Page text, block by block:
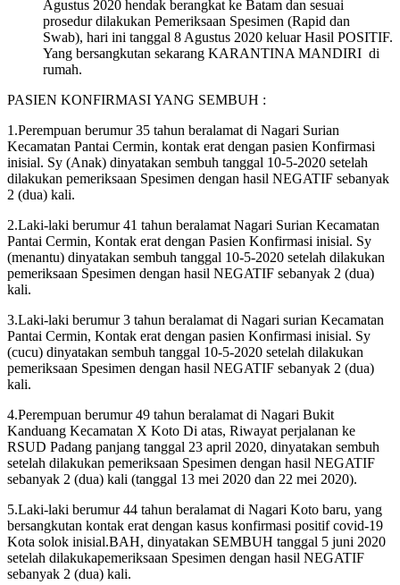
Agustus 2020 hendak berangkat ke Batam dan sesuai
prosedur dilakukan Pemeriksaan Spesimen (Rapid dan
Swab), hari ini tanggal 8 Agustus 2020 keluar Hasil POSITIF.
Yang bersangkutan sekarang KARANTINA MANDIRI di
rumah.
PASIEN KONFIRMASI YANG SEMBUH :
1.Perempuan berumur 35 tahun beralamat di Nagari Surian
Kecamatan Pantai Cermin, kontak erat dengan pasien Konfirmasi
inisial. Sy (Anak) dinyatakan sembuh tanggal 10-5-2020 setelah
dilakukan pemeriksaan Spesimen dengan hasil NEGATIF sebanyak
2 (dua) kali.
2.Laki-laki berumur 41 tahun beralamat Nagari Surian Kecamatan
Pantai Cermin, Kontak erat dengan Pasien Konfirmasi inisial. Sy
(menantu) dinyatakan sembuh tanggal 10-5-2020 setelah dilakukan
pemeriksaan Spesimen dengan hasil NEGATIF sebanyak 2 (dua)
kali.
3.Laki-laki berumur 3 tahun beralamat di Nagari surian Kecamatan
Pantai Cermin, Kontak erat dengan pasien Konfirmasi inisial. Sy
(cucu) dinyatakan sembuh tanggal 10-5-2020 setelah dilakukan
pemeriksaan Spesimen dengan hasil NEGATIF sebanyak 2 (dua)
kali.
4.Perempuan berumur 49 tahun beralamat di Nagari Bukit
Kanduang Kecamatan X Koto Di atas, Riwayat perjalanan ke
RSUD Padang panjang tanggal 23 april 2020, dinyatakan sembuh
setelah dilakukan pemeriksaan Spesimen dengan hasil NEGATIF
sebanyak 2 (dua) kali (tanggal 13 mei 2020 dan 22 mei 2020).
5.Laki-laki berumur 44 tahun beralamat di Nagari Koto baru, yang
bersangkutan kontak erat dengan kasus konfirmasi positif covid-19
Kota solok inisial.BAH, dinyatakan SEMBUH tanggal 5 juni 2020
setelah dilakukapemeriksaan Spesimen dengan hasil NEGATIF
sebanyak 2 (dua) kali.